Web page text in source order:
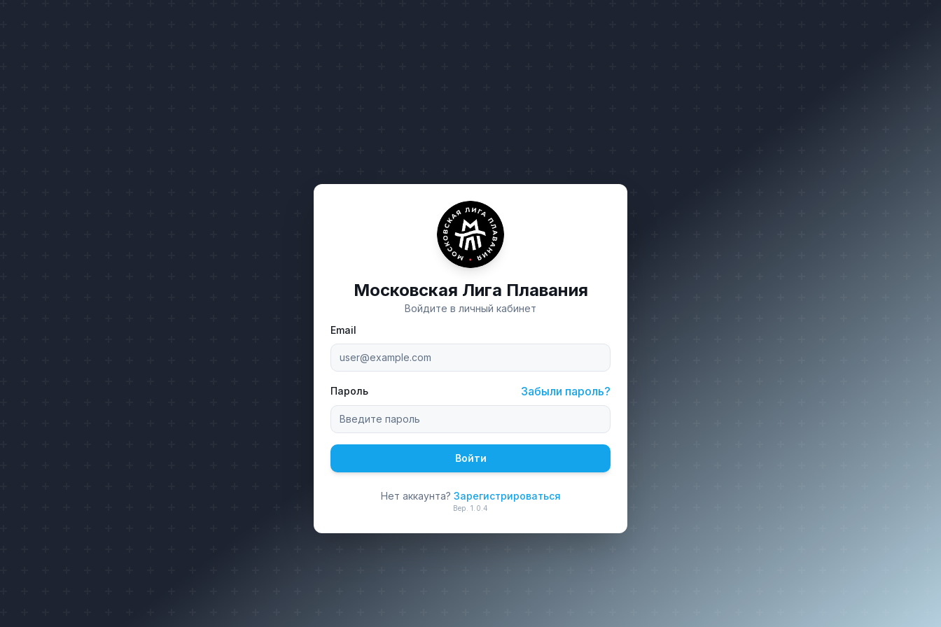
Московская Лига Плавания
Войдите в личный кабинет
Email
Пароль Забыли пароль?
Войти
Нет аккаунта? Зарегистрироваться
Вер. 1.0.4